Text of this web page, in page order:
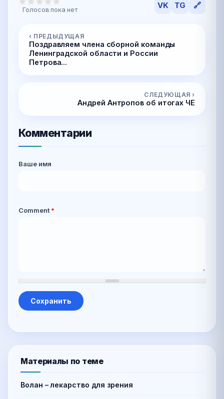
Голосов пока нет VK TG 🔗
‹ ПРЕДЫДУЩАЯ
Поздравляем члена сборной команды
Ленинградской области и России
Петрова...
СЛЕДУЮЩАЯ ›
Андрей Антропов об итогах ЧЕ
Комментарии
Ваше имя
Comment *
Материалы по теме
Волан – лекарство для зрения